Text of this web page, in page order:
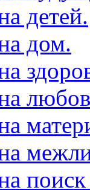
детей.
дом.